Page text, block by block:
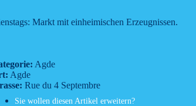
Markt mit einheimischen Erzeugnissen.
Agde
Agde
Rue du 4 Septembre
Sie wollen diesen Artikel erweitern?